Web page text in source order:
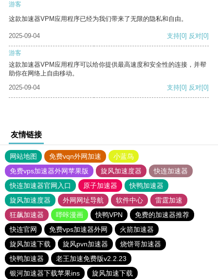
游客
这款加速器VPM应用程序已经为我们带来了无限的隐私和自由。
2025-09-04 支持[0] 反对[0]
游客
这款加速器VPM应用程序可以给你提供最高速度和安全性的连接，并帮
助你在网络上自由移动。
2025-09-04
支持[0] 反对[0]
友情链接
网站地图 免费vqn外网加速
小蓝鸟
免费vps加速器外网苹果版
旋风加速度器
快连加速器
快连加速器官网入口
原子加速器
快鸭加速器
旋风加速度器
外网网址导航 软件中心
雷霆加速
狂飙加速器
哔咔漫画 快鸭VPN
免费的加速器推荐
快连官网
免费vps加速器外网
火箭加速器
旋风加速下载
旋风pvn加速器
烧饼哥加速器
快鸭加速器
老王加速免费版v2.2.23
银河加速器下载苹果ins
旋风加速下载